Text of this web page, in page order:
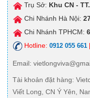
Trụ Sở: Khu CN -
Chi Nhánh Hà Nội:
Chi Nhánh TPHCM:
Hotline: 0912 055 661
Email:
Tài khoản đặt hàng:
Viết Long, CN Ý Yên,